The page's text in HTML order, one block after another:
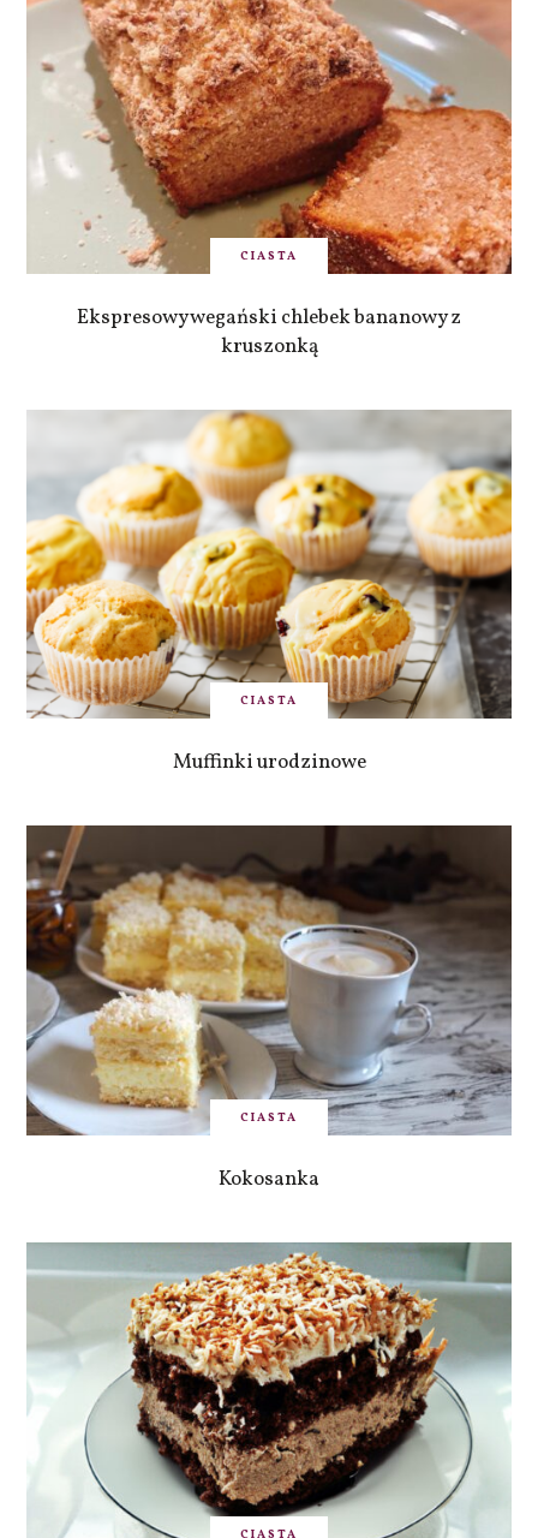
CIASTA
Ekspresowy wegański chlebek bananowy z
kruszonką
CIASTA
Muffinki urodzinowe
CIASTA
Kokosanka
CIASTA